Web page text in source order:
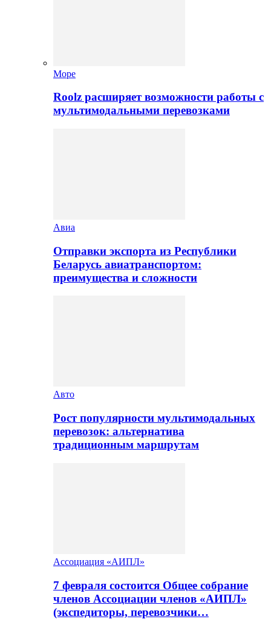
Море
Roolz расширяет возможности работы с
мультимодальными перевозками
Авиа
Отправки экспорта из Республики
Беларусь авиатранспортом:
преимущества и сложности
Авто
Рост популярности мультимодальных
перевозок: альтернатива
традиционным маршрутам
Ассоциация «АИПЛ»
7 февраля состоится Общее собрание
членов Ассоциации членов «АИПЛ»
(экспедиторы, перевозчики…